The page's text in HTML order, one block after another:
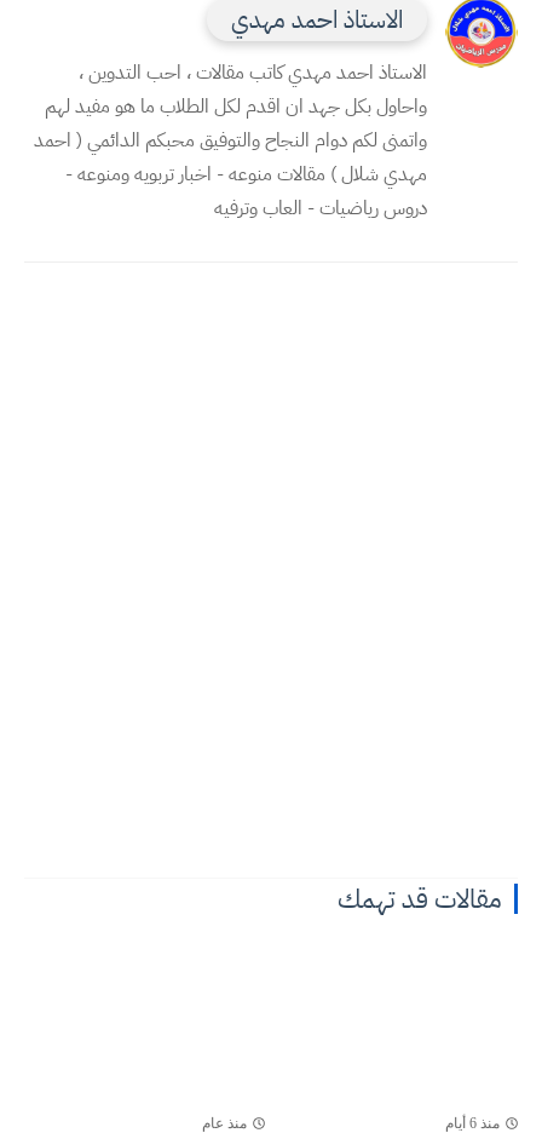
الاستاذ احمد مهدي
الاستاذ احمد مهدي كاتب مقالات ، احب التدوين ،
واحاول بكل جهد ان اقدم لكل الطلاب ما هو مفيد لهم
واتمنى لكم دوام النجاح والتوفيق محبكم الدائمي ( احمد
مهدي شلال ) مقالات منوعه - اخبار تربويه ومنوعه -
دروس رياضيات - العاب وترفيه
مقالات قد تهمك
منذ 6 أيام منذ عام